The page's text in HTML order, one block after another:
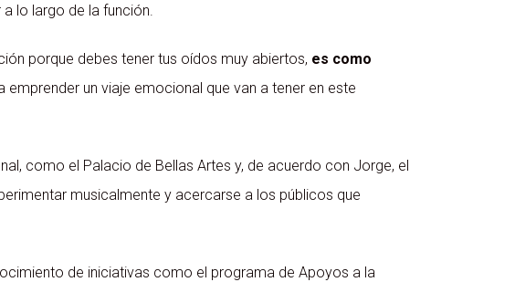
lo largo de la función.
porque debes tener tus oídos muy abiertos, es como
emprender un viaje emocional que van a tener en este
como el Palacio de Bellas Artes y, de acuerdo con Jorge, el
musicalmente y acercarse a los públicos que
de iniciativas como el programa de Apoyos a la